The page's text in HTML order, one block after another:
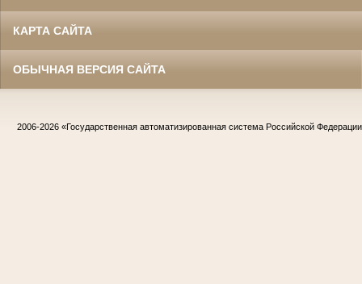
КАРТА САЙТА
ОБЫЧНАЯ ВЕРСИЯ САЙТА
2006-2026 «Государственная автоматизированная система Российской